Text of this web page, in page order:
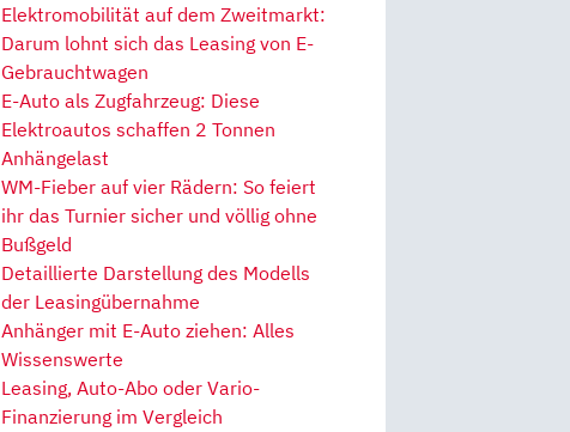
Elektromobilität auf dem Zweitmarkt:
Darum lohnt sich das Leasing von E-
Gebrauchtwagen
E-Auto als Zugfahrzeug: Diese
Elektroautos schaffen 2 Tonnen
Anhängelast
WM-Fieber auf vier Rädern: So feiert
ihr das Turnier sicher und völlig ohne
Bußgeld
Detaillierte Darstellung des Modells
der Leasingübernahme
Anhänger mit E-Auto ziehen: Alles
Wissenswerte
Leasing, Auto-Abo oder Vario-
Finanzierung im Vergleich